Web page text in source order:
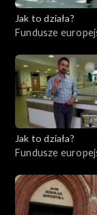
Jak to działa?
Fundusze
Jak to działa?
Fundusze